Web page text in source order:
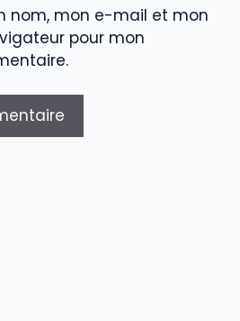
nom, mon e-mail et mon
pour mon